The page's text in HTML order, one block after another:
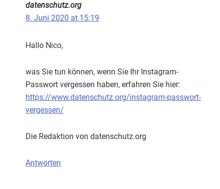
datenschutz.org
8. Juni 2020 at 15:19
Hallo Nico,
was Sie tun können, wenn Sie Ihr Instagram-
Passwort vergessen haben, erfahren Sie hier:
https://www.datenschutz.org/instagram-passwort-
vergessen/
Die Redaktion von datenschutz.org
Antworten